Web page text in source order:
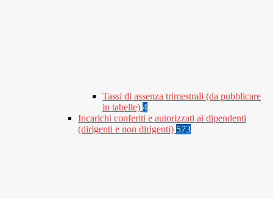
Tassi di assenza trimestrali (da pubblicare
in tabelle) 4
Incarichi conferiti e autorizzati ai dipendenti
(dirigenti e non dirigenti) 573